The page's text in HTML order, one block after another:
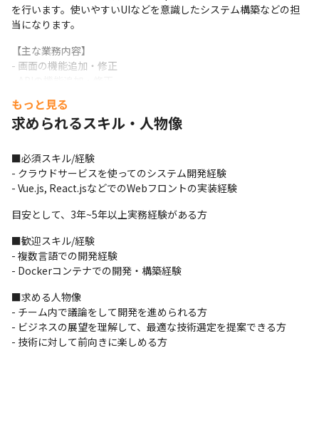
を行います。使いやすいUIなどを意識したシステム構築などの担
当になります。
【主な業務内容】
- 画面の機能追加・修正
■仕事の魅⼒
- 始まったばかりのサービスなので、初期の頃から実装に関われる
- web地図やデータの可視化が好きな方や興味がある方には仕事を
楽しめるかもしれません
■開発⾔語、社内開発ツール等
【OS】macOS
【利用技術】GCP, Go, Vue.js, TypeScript
【コミュニケーションツール】Slack
【バージョン管理】GitHub
もっと見る
求められるスキル・人物像
■必須スキル/経験
- クラウドサービスを使ってのシステム開発経験
- Vue.js, React.jsなどでのWebフロントの実装経験
目安として、3年~5年以上実務経験がある方
■歓迎スキル/経験
- 複数言語での開発経験
- Dockerコンテナでの開発・構築経験
■求める人物像
- チーム内で議論をして開発を進められる方
- ビジネスの展望を理解して、最適な技術選定を提案できる方
- 技術に対して前向きに楽しめる方